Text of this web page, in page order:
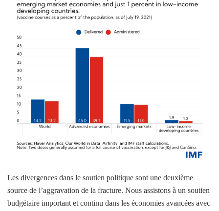
Les divergences dans le soutien politique sont une deuxième
source de l’aggravation de la fracture. Nous assistons à un soutien
budgétaire important et continu dans les économies avancées avec